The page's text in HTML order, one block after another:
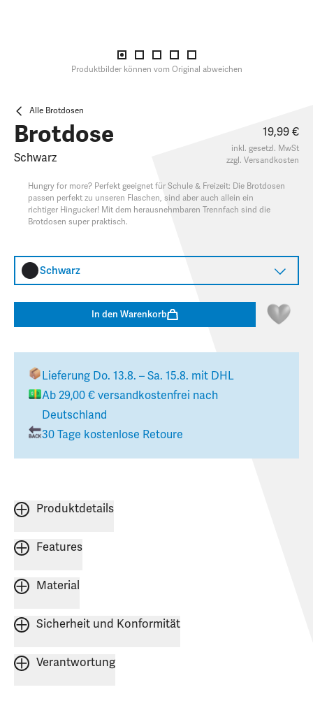
Produktbilder können vom Original abweichen
Alle Brotdosen
Brotdose
Schwarz
19,99 €
inkl. gesetzl. MwSt
zzgl. Versandkosten
Hungry for more? Perfekt geeignet für Schule & Freizeit: Die Brotdosen
passen perfekt zu unseren Flaschen, sind aber auch allein ein
richtiger Hingucker! Mit dem herausnehmbaren Trennfach sind die
Brotdosen super praktisch.
Schwarz
In den Warenkorb
Lieferung Do. 13.8. – Sa. 15.8. mit DHL
Ab 29,00 € versandkostenfrei nach
Deutschland
30 Tage kostenlose Retoure
Produktdetails
Features
Material
Sicherheit und Konformität
Verantwortung